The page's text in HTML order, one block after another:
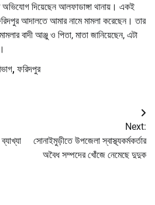
দিয়েছেন আলফাডাঙ্গা থানায়। একই
আদালতে আমার নামে মামলা করেছেন। তার
বাদী আঞ্জু ও পিতা, মাতা জানিয়েছেন, এটা
, ফরিদপুর
Next:
সোনাইমুড়ীতে উপজেলা স্বাস্থ্যকর্মকর্তার
অবৈধ সম্পদের খোঁজে নেমেছে দুদুক